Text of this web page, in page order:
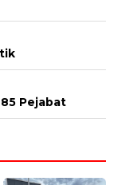
Pejabat